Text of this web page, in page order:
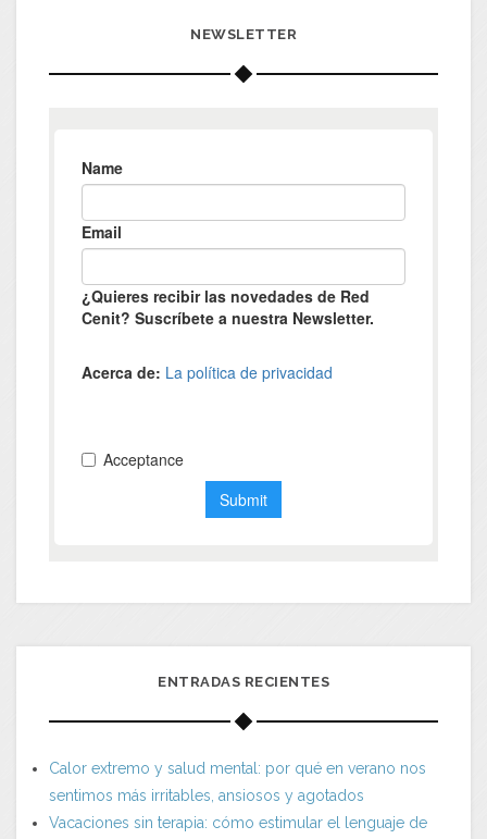
NEWSLETTER
ENTRADAS RECIENTES
Calor extremo y salud mental: por qué en verano nos
sentimos más irritables, ansiosos y agotados
Vacaciones sin terapia: cómo estimular el lenguaje de